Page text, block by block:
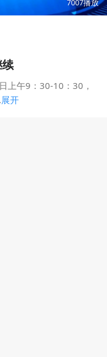
00:16
7007播放
上午9：30-10：30，
展开